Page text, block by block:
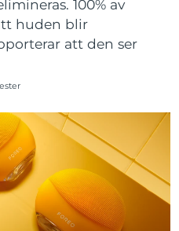
100% av
huden blir
att den ser
Förväntad leverans
Förväntad leverans 8/13/26
Förväntad leverans 8/11/26
Förväntad leverans8/11/26